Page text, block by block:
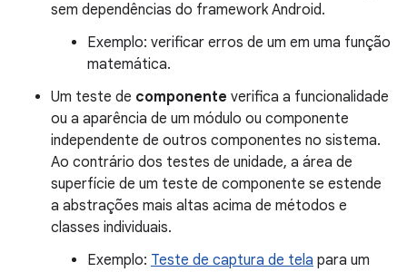
sem dependências do framework Android.
Exemplo: verificar erros de um em uma função
matemática.
Um teste de componente verifica a funcionalidade
ou a aparência de um módulo ou componente
independente de outros componentes no sistema.
Ao contrário dos testes de unidade, a área de
superfície de um teste de componente se estende
a abstrações mais altas acima de métodos e
classes individuais.
Exemplo: Teste de captura de tela para um